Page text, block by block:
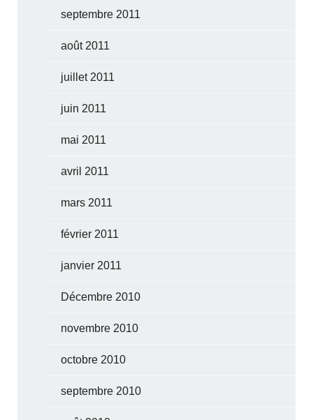
septembre 2011
août 2011
juillet 2011
juin 2011
mai 2011
avril 2011
mars 2011
février 2011
janvier 2011
Décembre 2010
novembre 2010
octobre 2010
septembre 2010